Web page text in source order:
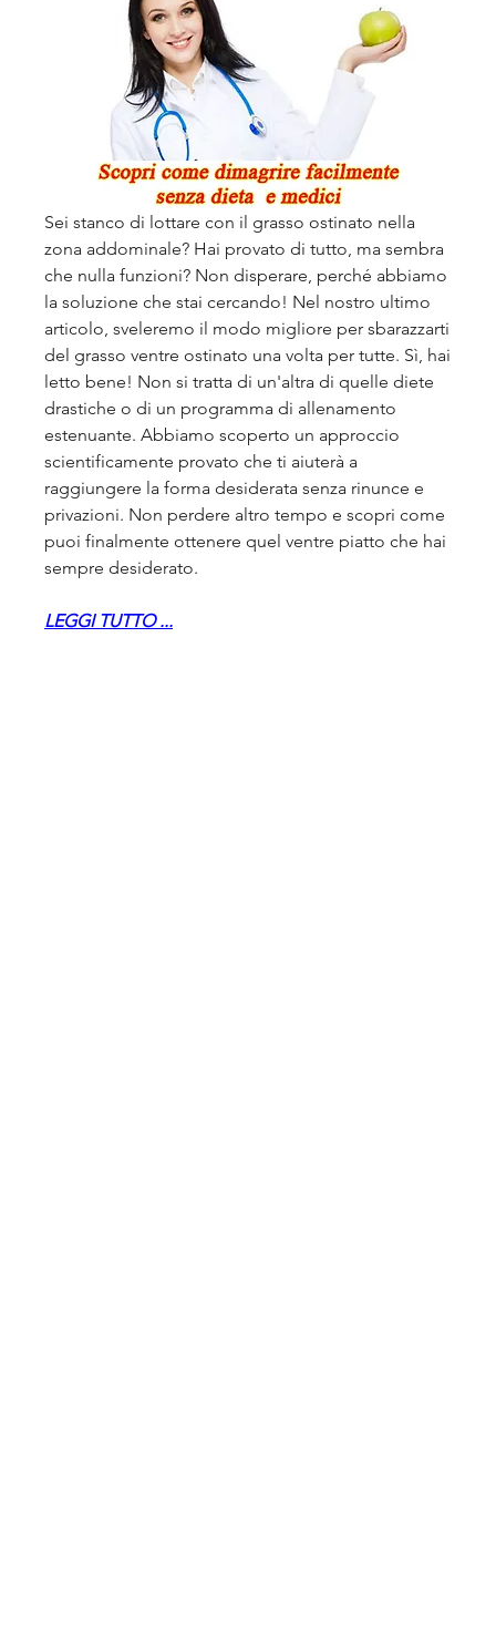
Sei stanco di lottare con il grasso ostinato nella
zona addominale? Hai provato di tutto, ma sembra
che nulla funzioni? Non disperare, perché abbiamo
la soluzione che stai cercando! Nel nostro ultimo
articolo, sveleremo il modo migliore per sbarazzarti
del grasso ventre ostinato una volta per tutte. Sì, hai
letto bene! Non si tratta di un'altra di quelle diete
drastiche o di un programma di allenamento
estenuante. Abbiamo scoperto un approccio
scientificamente provato che ti aiuterà a
raggiungere la forma desiderata senza rinunce e
privazioni. Non perdere altro tempo e scopri come
puoi finalmente ottenere quel ventre piatto che hai
sempre desiderato.
LEGGI TUTTO ...